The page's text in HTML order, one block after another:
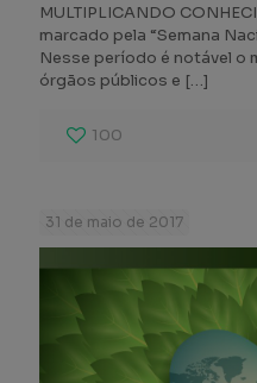
MULTIPLICANDO
marcado pela “Semana
Nesse período é notável o
órgãos públicos e […]
100
31 de maio de 2017